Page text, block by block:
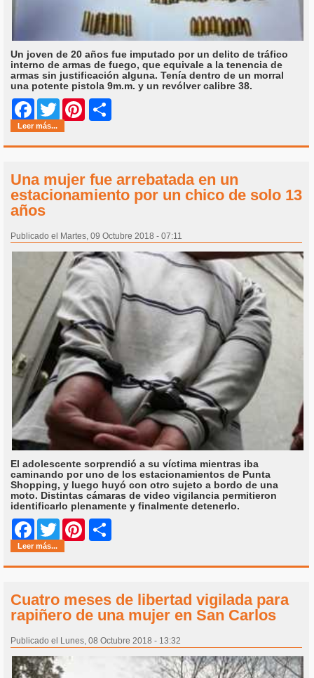
Un joven de 20 años fue imputado por un delito de tráfico
interno de armas de fuego, que equivale a la tenencia de
armas sin justificación alguna. Tenía dentro de un morral
una potente pistola 9m.m. y un revólver calibre 38.
Facebook
Twitter Pinterest
Leer más...
Una mujer fue arrebatada en un
estacionamiento por un chico de solo 13
años
Publicado el Martes, 09 Octubre 2018 - 07:11
El adolescente sorprendió a su víctima mientras iba
caminando por uno de los estacionamientos de Punta
Shopping, y luego huyó con otro sujeto a bordo de una
moto. Distintas cámaras de video vigilancia permitieron
identificarlo plenamente y finalmente detenerlo.
Facebook
Twitter Pinterest
Leer más...
Cuatro meses de libertad vigilada para
rapiñero de una mujer en San Carlos
Publicado el Lunes, 08 Octubre 2018 - 13:32